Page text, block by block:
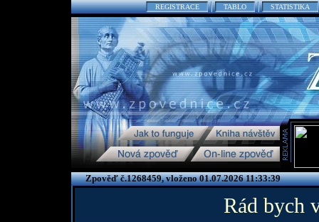
REGISTRACE TABLO STATISTIKA
Zpověď č.1268459, vloženo 01.07.2026 11:33:39
Rád bych